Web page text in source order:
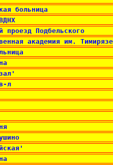
больница
Подбельского
академия им.
л